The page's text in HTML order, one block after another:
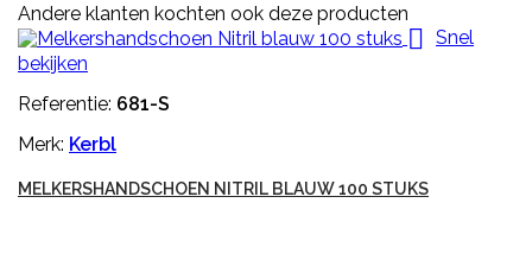
Andere klanten kochten ook deze producten
 Snel
bekijken
Referentie: 681-S
Merk: Kerbl
MELKERSHANDSCHOEN NITRIL BLAUW 100 STUKS